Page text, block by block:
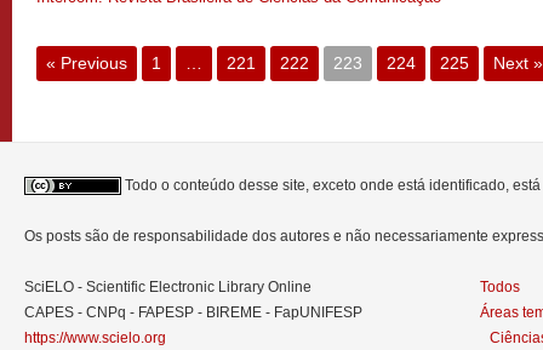
« Previous 1 221 222 223 224 225 Next »
Todo o conteúdo desse site, exceto onde está identificado,
Os posts são de responsabilidade dos autores e não necessariamente
SciELO - Scientific Electronic Library Online
CAPES - CNPq - FAPESP - BIREME - FapUNIFESP
https://www.scielo.org
Todos
Áreas